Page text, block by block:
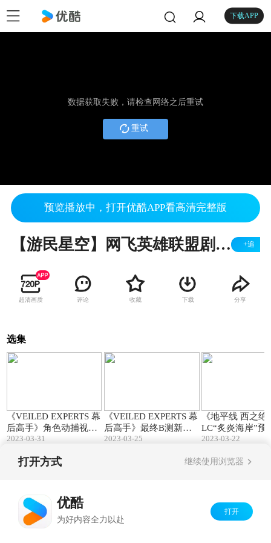
下载APP
数据获取失败，请检查网络之后重试
重试
预览播放中，打开优酷APP看高清完整版
【游民星空】网飞英雄联盟剧集Arcane +追
超清画质 评论 收藏 下载 分享
选集
《VEILED EXPERTS 幕
后高手》角色动捕视频
公开
2023-03-31
《VEILED EXPERTS 幕
后高手》最终B测新预
告片
2023-03-25
《地平线 西之绝
LC“炙炎海岸”预
2023-03-22
打开方式 继续使用浏览器
优酷
为好内容全力以赴
打开